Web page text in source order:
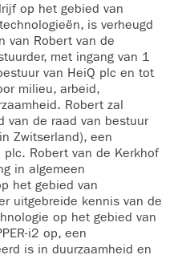
op het gebied van
is verheugd
van Robert van de
met ingang van 1
van HeiQ plc en tot
milieu, arbeid,
Robert zal
van de raad van bestuur
Zwitserland), een
Robert van de Kerkhof
in algemeen
het gebied van
uitgebreide kennis van de
op het gebied van
i2 op, een
is in duurzaamheid en